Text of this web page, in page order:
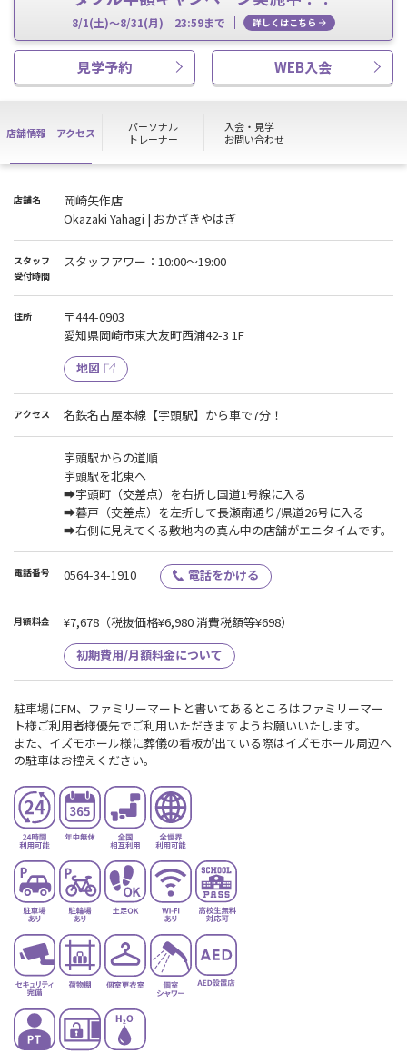
8/1(土)～8/31(月) 23:59まで 詳しくはこちら
見学予約 WEB入会
店舗情報 アクセス
パーソナル
トレーナー
入会・見学
お問い合わせ
店舗名
岡崎矢作店
Okazaki Yahagi | おかざきやはぎ
スタッフ
受付時間
スタッフアワー：10:00～19:00
住所
〒444-0903
愛知県岡崎市東大友町西浦42-3 1F
地図
アクセス 名鉄名古屋本線【宇頭駅】から車で7分！
宇頭駅からの道順
宇頭駅を北東へ
➡宇頭町（交差点）を右折し国道1号線に入る
➡暮戸（交差点）を左折して長瀬南通り/県道26号に入る
➡右側に見えてくる敷地内の真ん中の店舗がエニタイムです。
電話番号 0564-34-1910 電話をかける
月額料金 ¥7,678 （税抜価格¥6,980 消費税額等¥698）
初期費用/月額料金について
駐車場にFM、ファミリーマートと書いてあるところはファミリーマー
ト様ご利用者様優先でご利用いただきますようお願いいたします。
また、イズモホール様に葬儀の看板が出ている際はイズモホール周辺へ
の駐車はお控えください。